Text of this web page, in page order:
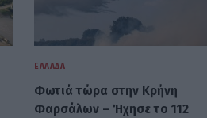
ΕΛΛΆΔΑ
Φωτιά τώρα στην Κρήνη
Φαρσάλων – Ήχησε το 112